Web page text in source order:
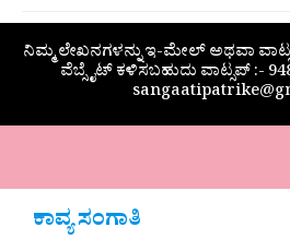
ನಿಮ್ಮ ಲೇಖನಗಳನ್ನು ಇ-ಮೇಲ್ ಅಥವಾ
ವೆಬ್ಸೈಟ್ ಕಳಿಸಬಹುದು ವಾಟ್ಸಪ್‌ :-
ಕಾವ್ಯ ಸಂಗಾತಿ